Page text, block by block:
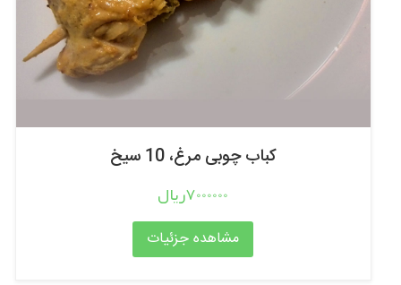
کباب چوبی مرغ، 10 سیخ
7000000ریال
مشاهده جزئیات